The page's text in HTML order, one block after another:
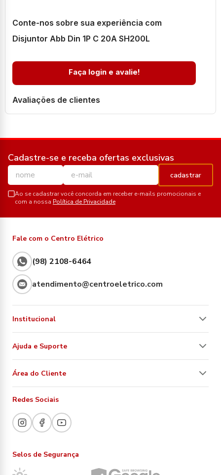
Conte-nos sobre sua experiência com
Disjuntor Abb Din 1P C 20A SH200L
Faça login e avalie!
Avaliações de clientes
Cadastre-se e receba ofertas exclusivas
cadastrar
Ao se cadastrar você concorda em receber e-mails promocionais e
com a nossa Política de Privacidade
Fale com o Centro Elétrico
(98) 2108-6464
atendimento@centroeletrico.com
Institucional
Ajuda e Suporte
Área do Cliente
Redes Sociais
Selos de Segurança